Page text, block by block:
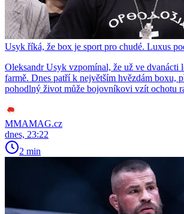
Usyk říká, že box je sport pro chudé. Luxus
Oleksandr Usyk vzpomínal, že už ve dvanácti
farmě. Dnes patří k největším hvězdám boxu,
pohodlný život může bojovníkovi vzít ochotu
MMAMAG.cz
dnes, 23:22
2 min